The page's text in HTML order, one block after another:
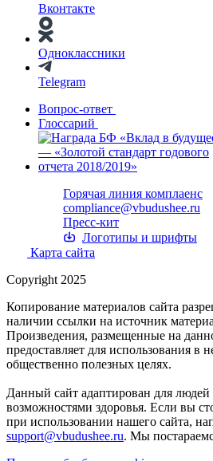
Вконтакте
Одноклассники
Telegram
Вопрос-ответ
Глоссарий
Горячая линия комплаенс
compliance@vbudushee.ru
Пресс-кит
Логотипы и шрифты
Карта сайта
Copyright 2025
Копирование материалов сайта
наличии ссылки на источник
Произведения, размещенные на
предоставляет для использования в
общественно полезных целях.
Данный сайт адаптирован для
возможностями здоровья. Если вы
при использовании нашего сайта,
support@vbudushee.ru. Мы